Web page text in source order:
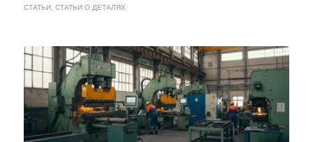
СТАТЬИ, СТАТЬИ О ДЕТАЛЯХ